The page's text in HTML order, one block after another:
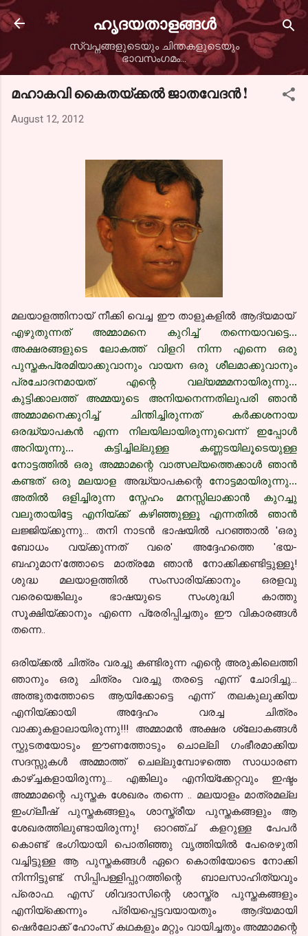
Skip to main content
ഹൃദയതാളങ്ങള്‍
സ്വപ്നങ്ങളുടെയും ചിന്തകളുടെയും
ഭാവസംഗമം...
മഹാകവി കൈതയ്ക്കല്‍ ജാതവേദന്‍ !
August 12, 2012
മലയാളത്തിനായ് നീക്കി വെച്ച ഈ താളുകളില്‍ ആദ്യമായ്
എഴുതുന്നത്‌ അമ്മാമനെ കുറിച്ച് തന്നെയാവട്ടെ...
അക്ഷരങ്ങളുടെ ലോകത്ത് വിളറി നിന്ന എന്നെ ഒരു
പുസ്തകപ്രേമിയാക്കുവാനും വായന ഒരു ശീലമാക്കുവാനും
പ്രചോദനമായത് എന്റെ വല്യമ്മമനായിരുന്നു...
കുട്ടിക്കാലത്ത് അമ്മയുടെ അനിയനെന്നതിലുപരി ഞാന്‍
അമ്മാമനെക്കുറിച്ച് ചിന്തിച്ചിരുന്നത് കര്‍ക്കശനായ
ഒരദ്ധ്യാപകന്‍ എന്ന നിലയിലായിരുന്നുവെന്ന് ഇപ്പോള്‍
അറിയുന്നു... കട്ടിച്ചില്ലുള്ള കണ്ണടയിലൂടെയുള്ള
നോട്ടത്തില്‍ ഒരു അമ്മാമന്റെ വാത്സല്യത്തെക്കാള്‍ ഞാന്‍
കണ്ടത് ഒരു മലയാള അദ്ധ്യാപകന്റെ നോട്ടമായിരുന്നു...
അതില്‍ ഒളിച്ചിരുന്ന സ്നേഹം മനസ്സിലാക്കാന്‍ കുറച്ചു
വലുതായിട്ടേ എനിയ്ക്ക് കഴിഞ്ഞുള്ളൂ എന്നതില്‍ ഞാന്‍
ലജ്ജിയ്ക്കുന്നു... തനിനാടന്‍ ഭാഷയില്‍ പറഞ്ഞാല്‍ 'ഒരു
ബോധം വയ്ക്കുന്നത് വരെ' അദ്ദേഹത്തെ 'ഭയ-
ബഹുമാന'ത്തോടെ മാത്രമേ ഞാന്‍ നോക്കിക്കണ്ടിട്ടുള്ളൂ!
ശുദ്ധ മലയാളത്തില്‍ സംസാരിയ്ക്കാനും ഒരളവു
വരെയെങ്കിലും ഭാഷയുടെ സംശുദ്ധി കാത്തു
സൂക്ഷിയ്ക്കാനും എന്നെ പ്രേരിപ്പിച്ചതും ഈ വികാരങ്ങള്‍
തന്നെ..
ഒരിയ്ക്കല്‍ ചിത്രം വരച്ചു കണ്ടിരുന്ന എന്റെ അരുകിലെത്തി
ഞാനും ഒരു ചിത്രം വരച്ചു തരട്ടെ എന്ന് ചോദിച്ചു...
അത്ഭുതത്തോടെ ആയിക്കോട്ടെ എന്ന് തലകുലുക്കിയ
എനിയ്ക്കായി അദ്ദേഹം വരച്ച ചിത്രം
വാക്കുകളാലായിരുന്നു!!! അമ്മാമന്‍ അക്ഷര ശ്ലോകങ്ങള്‍
സ്ഫുടതയോടും ഈണത്തോടും ചൊല്ലി ഗംഭീരമാക്കിയ
സദസ്സുകള്‍ അമ്മാത്ത് ചെല്ലുമ്പോഴത്തെ സാധാരണ
കാഴ്ച്ചകളായിരുന്നു... എങ്കിലും എനിയ്ക്കേറ്റവും ഇഷ്ടം
അമ്മാമന്റെ പുസ്തക ശേഖരം തന്നെ .. മലയാളം മാത്രമല്ല
ഇംഗ്ലീഷ് പുസ്തകങ്ങളും, ശാസ്ത്രീയ പുസ്തകങ്ങളും ആ
ശേഖരത്തിലുണ്ടായിരുന്നു! ഓറഞ്ച് കളറുള്ള പേപര്‍
കൊണ്ട് ഭംഗിയായി പൊതിഞ്ഞു വൃത്തിയില്‍ പേരെഴുതി
വച്ചിട്ടുള്ള ആ പുസ്തകങ്ങള്‍ ഏറെ കൊതിയോടെ നോക്കി
നിന്നിട്ടുണ്ട്. സിപ്പിപള്ളിപ്പുറത്തിന്റെ ബാലസാഹിത്യവും
പ്രൊഫ. എസ് ശിവദാസിന്റെ ശാസ്ത്ര പുസ്തകങ്ങളും
എനിയ്ക്കെന്നും പ്രിയപ്പെട്ടവയായതും ആദ്യമായി
ഷെര്‍ലോക്ക്ഹോംസ് കഥകളും മറ്റും വായിച്ചതും അമ്മാമന്റെ